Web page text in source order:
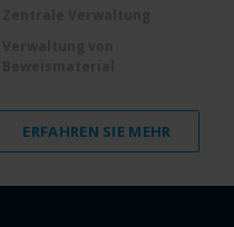
ERFAHREN SIE MEHR